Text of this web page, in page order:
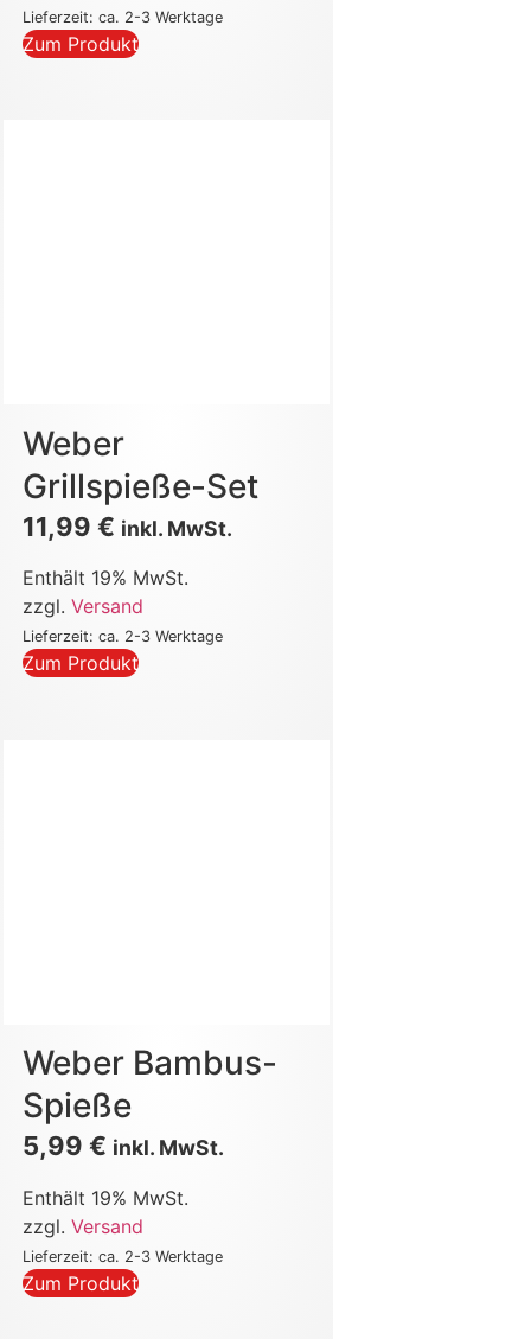
Lieferzeit: ca. 2-3 Werktage
Zum Produkt
Weber
Grillspieße-Set
11,99€ inkl. MwSt.
Enthält 19% MwSt.
zzgl.Versand
Lieferzeit: ca. 2-3 Werktage
Zum Produkt
Weber Bambus-
Spieße
5,99€ inkl. MwSt.
Enthält 19% MwSt.
zzgl.Versand
Lieferzeit: ca. 2-3 Werktage
Zum Produkt